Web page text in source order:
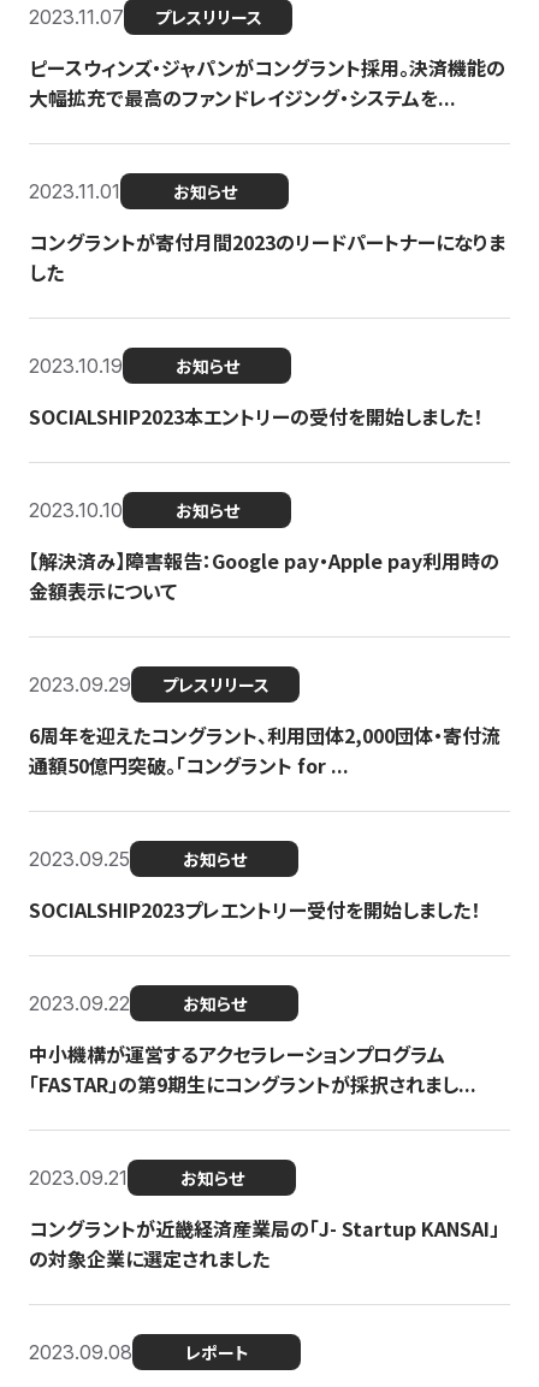
2023.11.07 プレスリリース
ピースウィンズ・ジャパンがコングラント採用。決済機能の
大幅拡充で最高のファンドレイジング・システムを...
2023.11.01 お知らせ
コングラントが寄付月間2023のリードパートナーになりま
した
2023.10.19 お知らせ
SOCIALSHIP2023本エントリーの受付を開始しました！
2023.10.10 お知らせ
【解決済み】障害報告：Google pay・Apple pay利用時の
金額表示について
2023.09.29 プレスリリース
6周年を迎えたコングラント、利用団体2,000団体・寄付流
通額50億円突破。「コングラント for ...
2023.09.25 お知らせ
SOCIALSHIP2023プレエントリー受付を開始しました！
2023.09.22 お知らせ
中小機構が運営するアクセラレーションプログラム
「FASTAR」の第9期生にコングラントが採択されまし...
2023.09.21 お知らせ
コングラントが近畿経済産業局の「J- Startup KANSAI」
の対象企業に選定されました
2023.09.08 レポート